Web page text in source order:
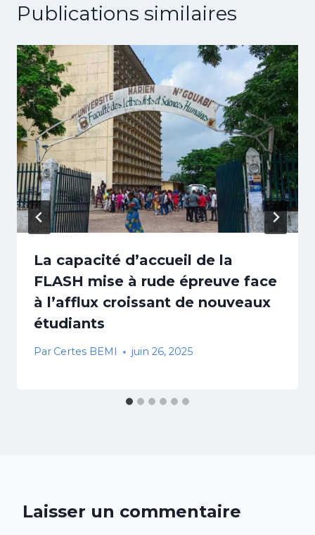
Publications similaires
La capacité d’accueil de la
FLASH mise à rude épreuve face
à l’afflux croissant de nouveaux
étudiants
Par Certes BEMI juin 26, 2025
Laisser un commentaire